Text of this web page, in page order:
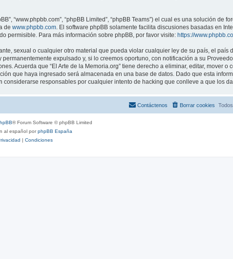
“www.phpbb.com”, “phpBB Limited”, “phpBB Teams”) el cual es una solución de
de www.phpbb.com. El software phpBB solamente facilita discusiones basadas en
permisible. Para más información sobre phpBB, por favor visite: https://
sexual o cualquier otro material que pueda violar cualquier ley de su país, el país
expulsado y, si lo creemos oportuno, con notificación a su
Acuerda que “El Arte de la Memoria.org” tiene derecho a eliminar, editar, mover o
que haya ingresado será almacenada en una base de datos. Dado que esta
responsables por cualquier intento de hacking que conlleve a que los
Borrar cookies
Contáctenos
® Forum Software © phpBB Limited
al español porphpBB España
| Condiciones